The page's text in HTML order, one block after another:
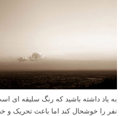
به یاد داشته باشید که رنگ سلیقه ای
نفر را خوشحال کند اما باعث تحریک